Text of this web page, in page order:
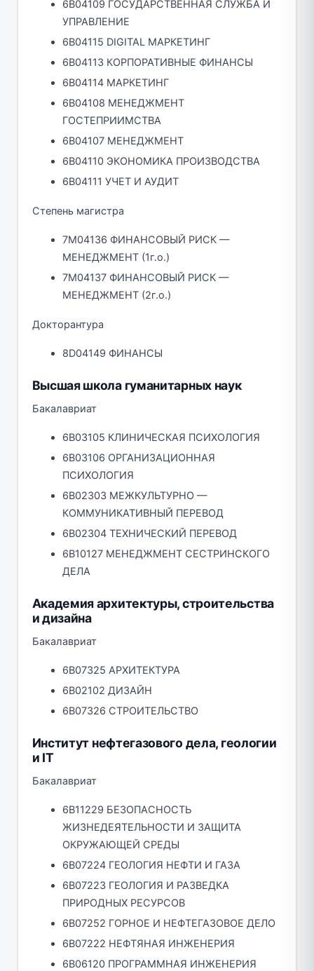
6B04109 ГОСУДАРСТВЕННАЯ СЛУЖБА И
УПРАВЛЕНИЕ
6B04115 DIGITAL МАРКЕТИНГ
6B04113 КОРПОРАТИВНЫЕ ФИНАНСЫ
6B04114 МАРКЕТИНГ
6B04108 МЕНЕДЖМЕНТ
ГОСТЕПРИИМСТВА
6B04107 МЕНЕДЖМЕНТ
6B04110 ЭКОНОМИКА ПРОИЗВОДСТВА
6B04111 УЧЕТ И АУДИТ
Степень магистра
7M04136 ФИНАНСОВЫЙ РИСК —
МЕНЕДЖМЕНТ (1г.о.)
7М04137 ФИНАНСОВЫЙ РИСК —
МЕНЕДЖМЕНТ (2г.о.)
Докторантура
8D04149 ФИНАНСЫ
Высшая школа гуманитарных наук
Бакалавриат
6B03105 КЛИНИЧЕСКАЯ ПСИХОЛОГИЯ
6B03106 ОРГАНИЗАЦИОННАЯ
ПСИХОЛОГИЯ
6B02303 МЕЖКУЛЬТУРНО —
КОММУНИКАТИВНЫЙ ПЕРЕВОД
6B02304 ТЕХНИЧЕСКИЙ ПЕРЕВОД
6B10127 МЕНЕДЖМЕНТ СЕСТРИНСКОГО
ДЕЛА
Академия архитектуры, строительства
и дизайна
Бакалавриат
6В07325 АРХИТЕКТУРА
6В02102 ДИЗАЙН
6В07326 СТРОИТЕЛЬСТВО
Институт нефтегазового дела, геологии
и IT
Бакалавриат
6В11229 БЕЗОПАСНОСТЬ
ЖИЗНЕДЕЯТЕЛЬНОСТИ И ЗАЩИТА
ОКРУЖАЮЩЕЙ СРЕДЫ
6В07224 ГЕОЛОГИЯ НЕФТИ И ГАЗА
6В07223 ГЕОЛОГИЯ И РАЗВЕДКА
ПРИРОДНЫХ РЕСУРСОВ
6В07252 ГОРНОЕ И НЕФТЕГАЗОВОЕ ДЕЛО
6В07222 НЕФТЯНАЯ ИНЖЕНЕРИЯ
6В06120 ПРОГРАММНАЯ ИНЖЕНЕРИЯ